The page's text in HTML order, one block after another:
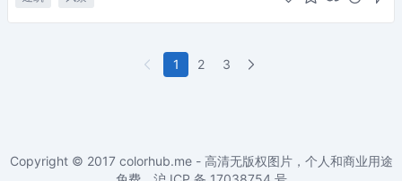
1 2 3
Copyright © 2017 colorhub.me - 高清无版权图片，个人和商业用途